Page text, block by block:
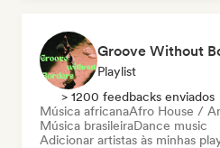
Groove Without
Playlist
> 1200 feedbacks enviados
Música africanaAfro House /
Música brasileiraDance music
Adicionar artistas às minhas